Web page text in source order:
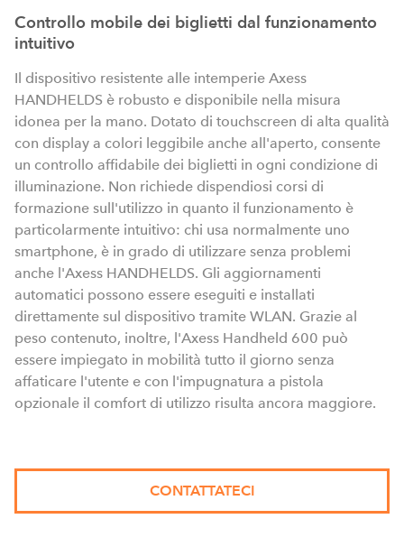
Controllo mobile dei biglietti dal funzionamento
intuitivo
Il dispositivo resistente alle intemperie Axess
HANDHELDS è robusto e disponibile nella misura
idonea per la mano. Dotato di touchscreen di alta qualità
con display a colori leggibile anche all'aperto, consente
un controllo affidabile dei biglietti in ogni condizione di
illuminazione. Non richiede dispendiosi corsi di
formazione sull'utilizzo in quanto il funzionamento è
particolarmente intuitivo: chi usa normalmente uno
smartphone, è in grado di utilizzare senza problemi
anche l'Axess HANDHELDS. Gli aggiornamenti
automatici possono essere eseguiti e installati
direttamente sul dispositivo tramite WLAN. Grazie al
peso contenuto, inoltre, l'Axess Handheld 600 può
essere impiegato in mobilità tutto il giorno senza
affaticare l'utente e con l'impugnatura a pistola
opzionale il comfort di utilizzo risulta ancora maggiore.
CONTATTATECI